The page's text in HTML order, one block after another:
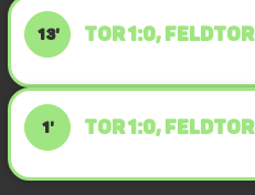
13' TOR 1:0, FELDTOR
1' TOR 1:0, FELDTOR